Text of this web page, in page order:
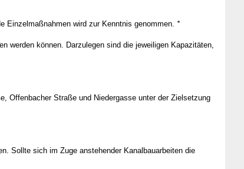
Einzelmaßnahmen wird zur Kenntnis genommen. *
werden können. Darzulegen sind die jeweiligen Kapazitäten,
Offenbacher Straße und Niedergasse unter der Zielsetzung
Sollte sich im Zuge anstehender Kanalbauarbeiten die